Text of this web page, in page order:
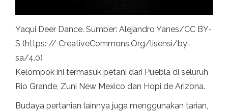
Yaqui Deer Dance. Sumber: Alejandro Yanes/CC BY-
S (https: // CreativeCommons.Org/lisensi/by-
sa/4.0)
Kelompok ini termasuk petani dari Puebla di seluruh
Rio Grande, Zuni New Mexico dan Hopi de Arizona.
Budaya pertanian lainnya juga menggunakan tarian,